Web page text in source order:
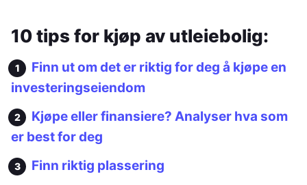
10 tips for kjøp av utleiebolig:
Finn ut om det er riktig for deg å kjøpe en
investeringseiendom
Kjøpe eller finansiere? Analyser hva som
er best for deg
Finn riktig plassering